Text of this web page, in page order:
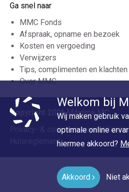
Ga snel naar
MMC Fonds
Afspraak, opname en bezoek
Kosten en vergoeding
Verwijzers
Tips, complimenten en klachten
Over MMC
Privacy- & cookiestatement
Huisreglement
Copyright 2026 Máxima MC
Welkom bij
Wij maken gebruik
optimale online
hiermee akkoord?
Akkoord Niet